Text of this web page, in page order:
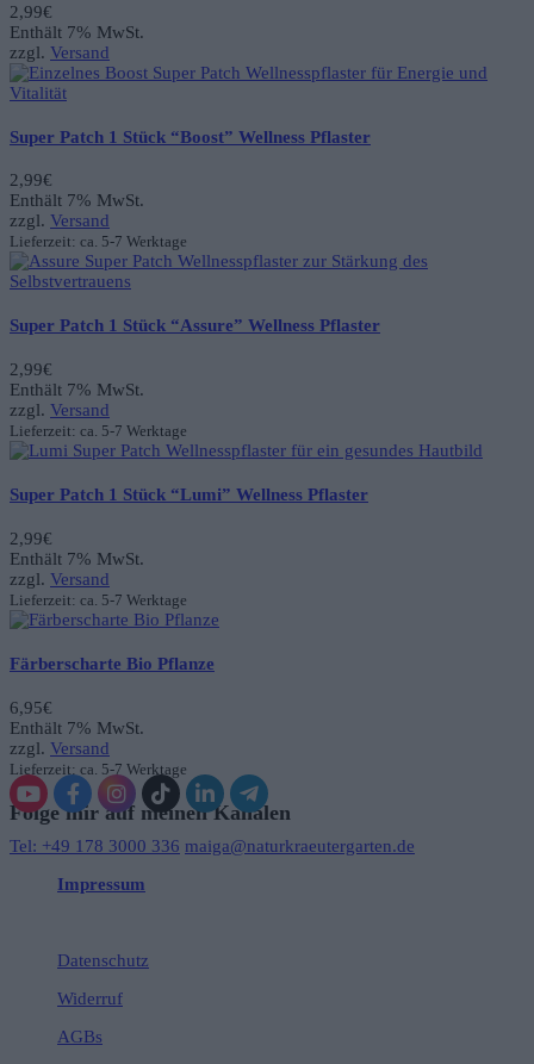
2,99€
Enthält 7% MwSt.
zzgl. Versand
Super Patch 1 Stück “Boost” Wellness Pflaster
2,99€
Enthält 7% MwSt.
zzgl. Versand
Lieferzeit: ca. 5-7 Werktage
Super Patch 1 Stück “Assure” Wellness Pflaster
2,99€
Enthält 7% MwSt.
zzgl. Versand
Lieferzeit: ca. 5-7 Werktage
Super Patch 1 Stück “Lumi” Wellness Pflaster
2,99€
Enthält 7% MwSt.
zzgl. Versand
Lieferzeit: ca. 5-7 Werktage
Färberscharte Bio Pflanze
6,95€
Enthält 7% MwSt.
zzgl. Versand
Lieferzeit: ca. 5-7 Werktage
Folge mir auf meinen Kanälen
Tel: +49 178 3000 336 maiga@naturkraeutergarten.de
Impressum
Datenschutz
Widerruf
AGBs